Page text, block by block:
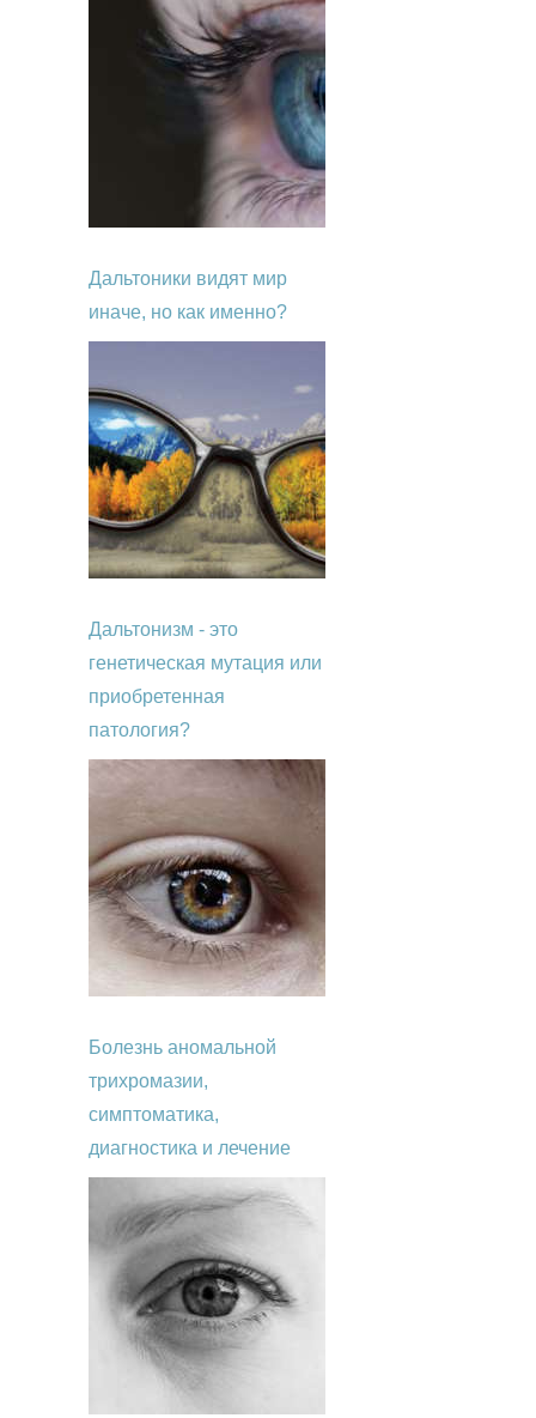
Дальтоники видят мир
иначе, но как именно?
Дальтонизм - это
генетическая мутация или
приобретенная
патология?
Болезнь аномальной
трихромазии,
симптоматика,
диагностика и лечение